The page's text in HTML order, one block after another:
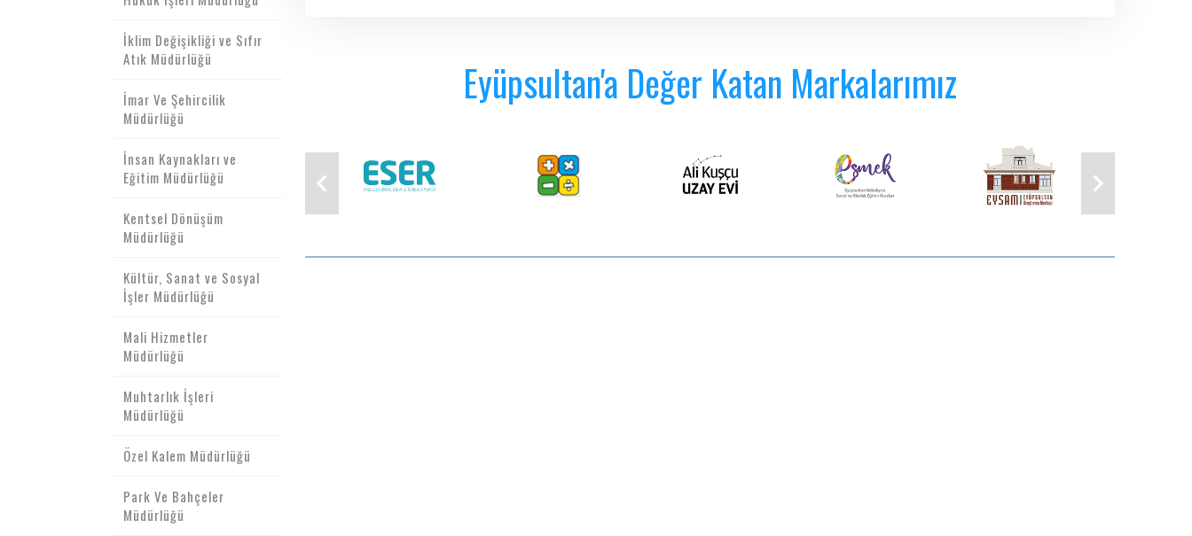
İklim Değişikliği ve Sıfır
Atık Müdürlüğü
İmar Ve Şehircilik
Müdürlüğü
İnsan Kaynakları ve
Eğitim Müdürlüğü
Kentsel Dönüşüm
Müdürlüğü
Kültür, Sanat ve Sosyal
İşler Müdürlüğü
Mali Hizmetler
Müdürlüğü
Muhtarlık İşleri
Müdürlüğü
Özel Kalem Müdürlüğü
Park Ve Bahçeler
Müdürlüğü
Eyüpsultan'a Değer Katan Markalarımız